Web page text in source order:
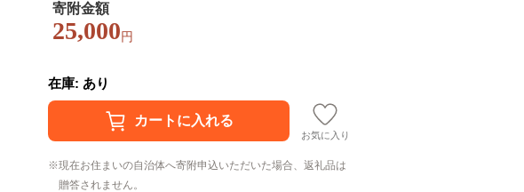
大人気 ギフト リピート リピーター おすすめ ラ
ンキング おいしい 限定 高評価 BBQ バーベキュ
寄附金額
25,000 円
在庫: あり
お気に入り
現在お住まいの自治体へ寄附申込いただいた場合、返礼品は
贈答されません。